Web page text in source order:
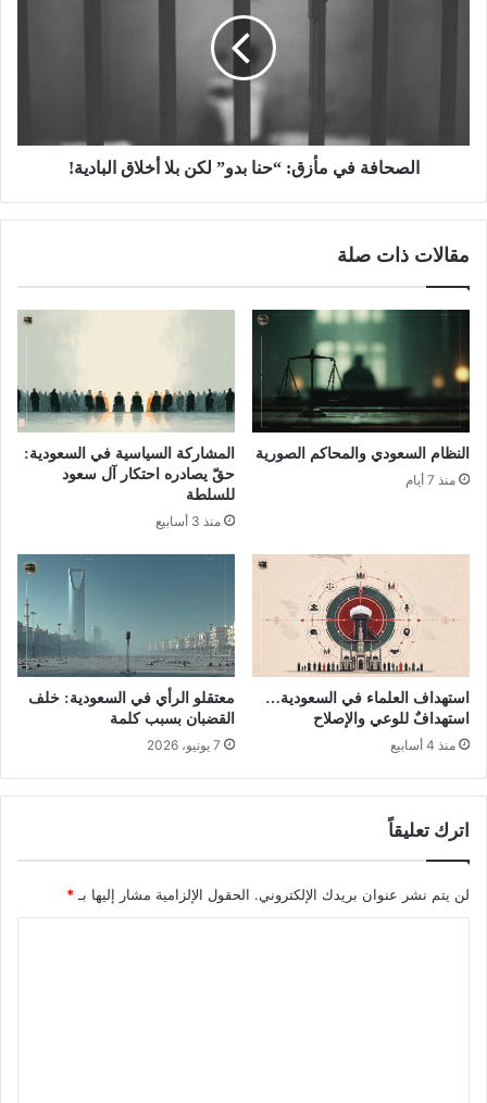
الصحافة في مأزق: “حنا بدو” لكن بلا أخلاق البادية!
مقالات ذات صلة
النظام السعودي والمحاكم الصورية
منذ 7 أيام
المشاركة السياسية في السعودية:
حقّ يصادره احتكار آل سعود
للسلطة
منذ 3 أسابيع
استهداف العلماء في السعودية…
استهدافٌ للوعي والإصلاح
منذ 4 أسابيع
معتقلو الرأي في السعودية: خلف
القضبان بسبب كلمة
7 يونيو، 2026
اترك تعليقاً
لن يتم نشر عنوان بريدك الإلكتروني. الحقول الإلزامية مشار إليها بـ *